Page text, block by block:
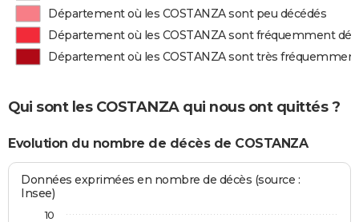
Département où les COSTANZA sont peu décédés
Département où les COSTANZA sont fréquemment
Département où les COSTANZA sont très
Qui sont les COSTANZA qui nous ont quittés ?
Evolution du nombre de décès de COSTANZA
Données exprimées en nombre de décès (source :
Insee)
10